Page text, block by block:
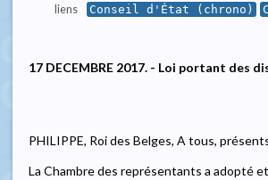
liens Conseil d'État (chrono)
17 DECEMBRE 2017. - Loi portant des
PHILIPPE, Roi des Belges, A tous,
La Chambre des représentants a adopté